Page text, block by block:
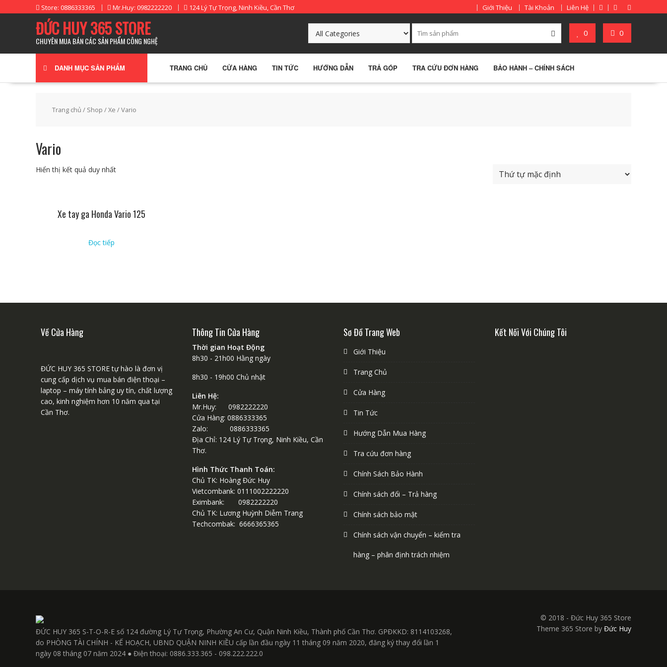
to
Store: 0886333365 Mr.Huy: 0982222220 124 Lý Tự Trọng, Ninh Kiều, Cần Thơ Giới Thiệu Tài Khoản Liên Hệ
ĐỨC HUY 365 STORE
CHUYÊN MUA BÁN CÁC SẢN PHẨM CÔNG NGHỆ
0 0
DANH MỤC SẢN PHẨM TRANG CHỦ CỬA HÀNG TIN TỨC HƯỚNG DẪN TRẢ GÓP TRA CỨU ĐƠN HÀNG BẢO HÀNH – CHÍNH SÁCH
Trang chủ / Shop /Xe / Vario
Vario
Hiển thị kết quả duy nhất
Xe tay ga Honda Vario 125
Đọc tiếp
Về Cửa Hàng
ĐỨC HUY 365 STORE tự hào là đơn vị
cung cấp dịch vụ mua bán điện thoại –
laptop – máy tính bảng uy tín, chất lượng
cao, kinh nghiệm hơn 10 năm qua tại
Cần Thơ.
Thông Tin Cửa Hàng
Thời gian Hoạt Động
8h30 - 21h00 Hằng ngày
8h30 - 19h00 Chủ nhật
Liên Hệ:
Mr.Huy: 0982222220
Cửa Hàng: 0886333365
Zalo: 0886333365
Địa Chỉ: 124 Lý Tự Trọng, Ninh Kiều, Cần
Thơ.
Hình Thức Thanh Toán:
Chủ TK: Hoàng Đức Huy
Vietcombank: 0111002222220
Eximbank: 0982222220
Chủ TK: Lương Huỳnh Diễm Trang
Techcombak: 6666365365
Sơ Đồ Trang Web
Giới Thiệu
Trang Chủ
Cửa Hàng
Tin Tức
Hướng Dẫn Mua Hàng
Tra cứu đơn hàng
Chính Sách Bảo Hành
Chính sách đổi – Trả hàng
Chính sách bảo mật
Chính sách vận chuyển – kiểm tra
hàng – phân định trách nhiệm
Kết Nối Với Chúng Tôi
ĐỨC HUY 365 S-T-O-R-E số 124 đường Lý Tự Trọng, Phường An Cư, Quận Ninh Kiều, Thành phố Cần Thơ. GPĐKKD: 8114103268,
do PHÒNG TÀI CHÍNH - KẾ HOẠCH, UBND QUẬN NINH KIỀU cấp lần đầu ngày 11 tháng 09 năm 2020, đăng ký thay đổi lần 1
ngày 08 tháng 07 năm 2024 ● Điện thoại: 0886.333.365 - 098.222.222.0
© 2018 - Đức Huy 365 Store
Theme 365 Store by Đức Huy